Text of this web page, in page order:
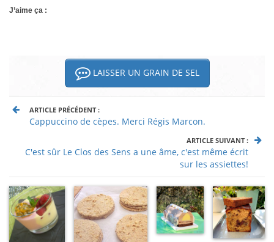
J’aime ça :
LAISSER UN GRAIN DE SEL
ARTICLE PRÉCÉDENT :
Cappuccino de cèpes. Merci Régis Marcon.
ARTICLE SUIVANT :
C'est sûr Le Clos des Sens a une âme, c'est même écrit
sur les assiettes!